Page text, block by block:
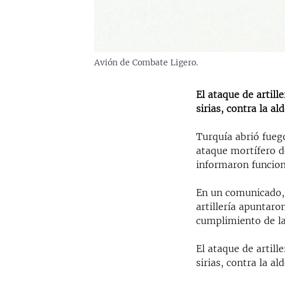
Avión de Combate Ligero.
El ataque de
sirias, contra la
Turquía abrió
ataque mortífero
informaron
En un
artillería
cumplimiento de
El ataque de
sirias, contra la